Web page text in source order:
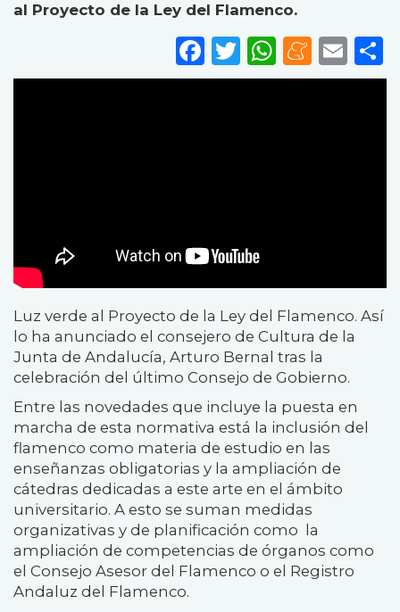
al Proyecto de la Ley del Flamenco.
Facebook
Twitter
Luz verde al Proyecto de la Ley del Flamenco. Así
lo ha anunciado el consejero de Cultura de la
Junta de Andalucía, Arturo Bernal tras la
celebración del último Consejo de Gobierno.
Entre las novedades que incluye la puesta en
marcha de esta normativa está la inclusión del
flamenco como materia de estudio en las
enseñanzas obligatorias y la ampliación de
cátedras dedicadas a este arte en el ámbito
universitario. A esto se suman medidas
organizativas y de planificación como la
ampliación de competencias de órganos como
el Consejo Asesor del Flamenco o el Registro
Andaluz del Flamenco.